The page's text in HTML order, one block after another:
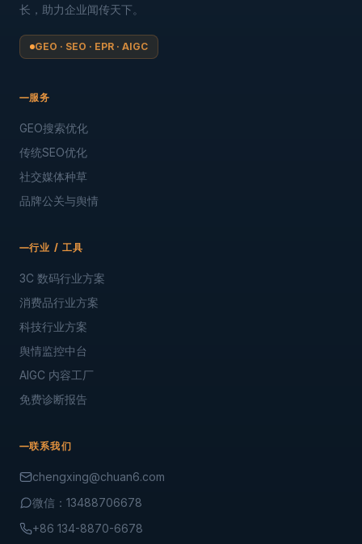
长，助力企业闻传天下。
GEO · SEO · EPR · AIGC
服务
GEO搜索优化
传统SEO优化
社交媒体种草
品牌公关与舆情
行业 / 工具
3C 数码行业方案
消费品行业方案
科技行业方案
舆情监控中台
AIGC 内容工厂
免费诊断报告
联系我们
chengxing@chuan6.com
微信：13488706678
+86 134-8870-6678